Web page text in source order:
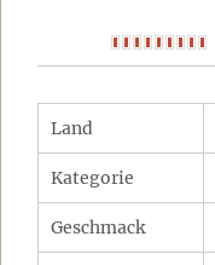
Land
Kategorie
Geschmack